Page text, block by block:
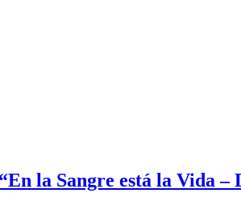
la Sangre está la Vida –